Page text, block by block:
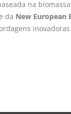
na
da New European